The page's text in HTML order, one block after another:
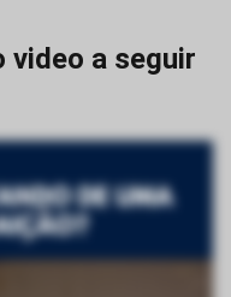
video a seguir